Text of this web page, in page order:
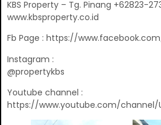
KBS Property – Tg. Pinang +62823-
www.kbsproperty.co.id
Fb Page : https://
Instagram :
@propertykbs
Youtube channel :
https://www.youtube.com/channel/